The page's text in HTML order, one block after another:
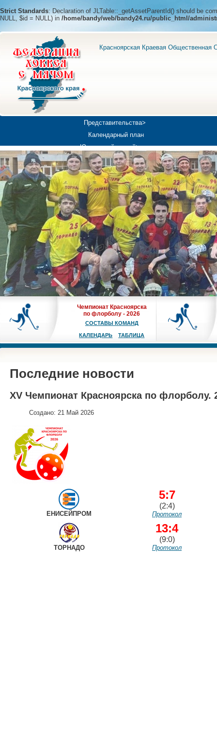
Strict Standards: Declaration of JLTable::_getAssetParentId() should be
NULL, $id = NULL) in /home/bandy/web/bandy24.ru/public_html/
Красноярская Краевая Общественная
Представительства>
Календарный план
Юношеский хоккей>
Универсиада-2019
Медиа>
Чемпионат Красноярска
по флорболу - 2026
СОСТАВЫ КОМАНД
КАЛЕНДАРЬ ТАБЛИЦА
Последние новости
XV Чемпионат Красноярска по флорболу.
Создано: 21 Май 2026
ЕНИСЕЙПРОМ
5:7
(2:4)
Протокол
ТОРНАДО
13:4
(9:0)
Протокол